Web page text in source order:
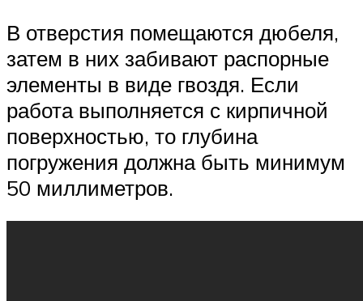
В отверстия помещаются дюбеля,
затем в них забивают распорные
элементы в виде гвоздя. Если
работа выполняется с кирпичной
поверхностью, то глубина
погружения должна быть минимум
50 миллиметров.